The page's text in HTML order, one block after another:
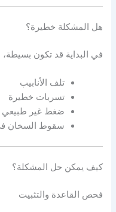
هل المشكلة خطيرة؟
في البداية قد تكون
تلف الأنابيب
تسربات خطيرة
ضغط غير طبيعي
سقوط السخان
كيف يمكن حل المشكلة؟
فحص القاعدة والتثبيت